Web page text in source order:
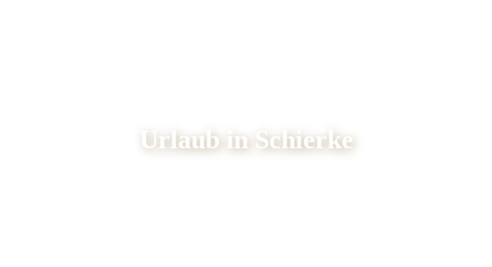
Urlaub in Schierke